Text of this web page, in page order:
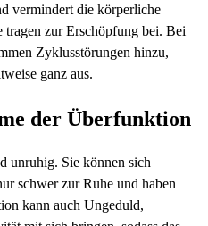
vermindert die körperliche
zur Erschöpfung bei. Bei
Zyklusstörungen hinzu,
ganz aus.
der Überfunktion
unruhig. Sie können sich
schwer zur Ruhe und haben
kann auch Ungeduld,